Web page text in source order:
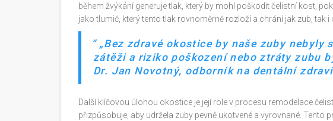
během žvýkání generuje tlak, který by mohl poškodit čelistní kost,
jako tlumič, který tento tlak rovnoměrně rozloží a chrání jak zub, tak i
„Bez zdravé okostice by naše zuby nebyly
zátěži a riziko poškození nebo ztráty zubu
Dr. Jan Novotný, odborník na dentální
Další klíčovou úlohou okostice je její role v procesu remodelace
přizpůsobuje, aby udržela zuby pevně ukotvené a vyrovnané. Tento